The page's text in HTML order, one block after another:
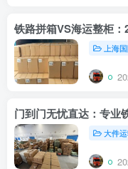
上海
门到门无忧直达：专业
大件